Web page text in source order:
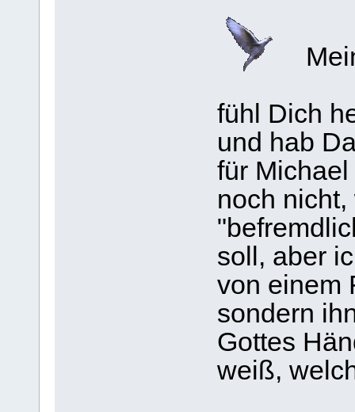
fühl Dich
und hab
für
noch
soll, aber
von einem
sondern
Gottes
weiß,